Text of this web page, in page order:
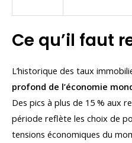
Ce qu’il faut
L’historique des taux
profond de l’économie
Des pics à plus de 15 % aux
période reflète les choix de
tensions économiques du